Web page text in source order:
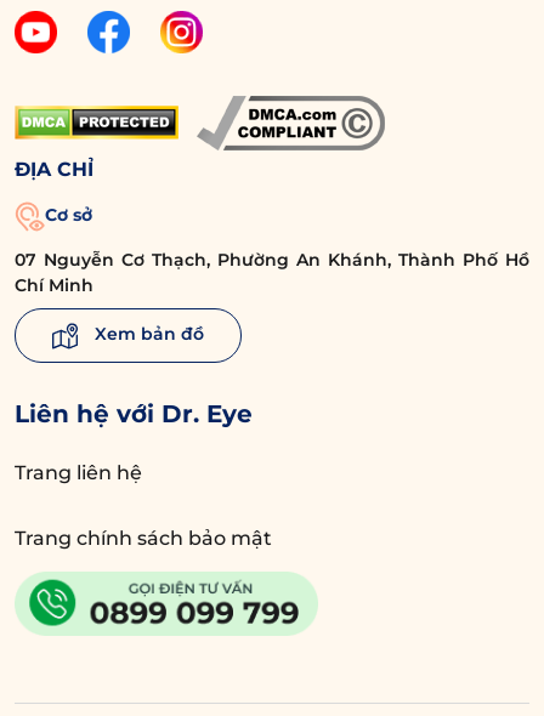
ĐỊA CHỈ
Cơ sở
07 Nguyễn Cơ Thạch, Phường An Khánh, Thành Phố Hồ
Chí Minh
Xem bản đồ
Liên hệ với Dr. Eye
Trang liên hệ
Trang chính sách bảo mật